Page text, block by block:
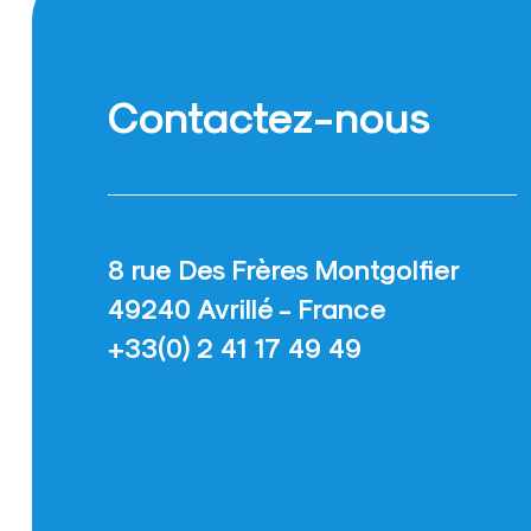
Contactez-nous
8 rue Des Frères Montgolfier
49240 Avrillé - France
+33(0) 2 41 17 49 49